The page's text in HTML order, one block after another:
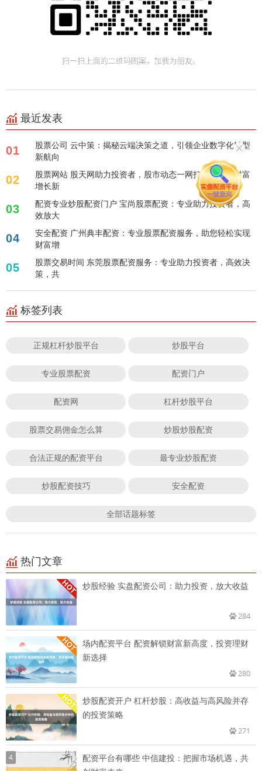
最近发表
01
股票公司 云中策：揭秘云端决策之道，引领企业数字化转型
新航向
02
股票网站 股天网助力投资者，股市动态一网打尽，把握财富
增长新
03
配资专业炒股配资门户 宝尚股票配资：专业助力投资者，高
效放大
04
安全配资 广州典丰配资：专业股票配资服务，助您轻松实现
财富增
05
股票交易时间 东莞股票配资服务：专业助力投资者，高效决
策，共
标签列表
正规杠杆炒股平台 炒股平台
专业股票配资 配资门户
配资网 杠杆炒股平台
股票交易佣金怎么算 炒股炒股配资
合法正规的配资平台 最专业炒股配资
炒股配资技巧 安全配资
全部话题标签
热门文章
炒股经验 实盘配资公司：助力投资，放大收益
284
场内配资平台 配资解锁财富新高度，投资理财
新选择
280
炒股配资开户 杠杆炒股：高收益与高风险并存
的投资策略
271
4
配资平台有哪些 中信建投：把握市场机遇，共